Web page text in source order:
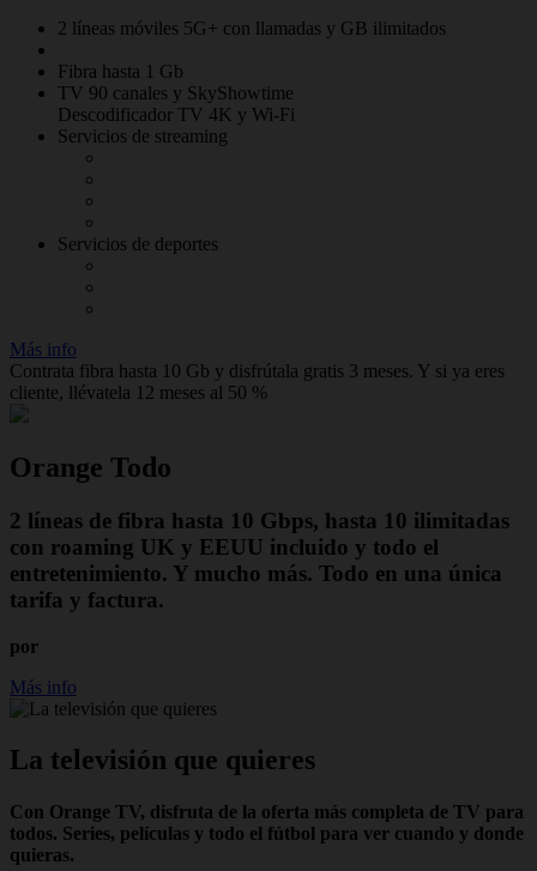
2 líneas móviles 5G+ con llamadas y GB ilimitados
Fibra hasta 1 Gb
TV 90 canales y SkyShowtime
Descodificador TV 4K y Wi-Fi
Servicios de streaming
Servicios de deportes
Más info
Contrata fibra hasta 10 Gb y disfrútala gratis 3 meses. Y si ya eres
cliente, llévatela 12 meses al 50 %
Orange Todo
2 líneas de fibra hasta 10 Gbps, hasta 10 ilimitadas
con roaming UK y EEUU incluido y todo el
entretenimiento. Y mucho más. Todo en una única
tarifa y factura.
por
Más info
La televisión que quieres
Con Orange TV, disfruta de la oferta más completa de TV para
todos. Series, películas y todo el fútbol para ver cuando y donde
quieras.